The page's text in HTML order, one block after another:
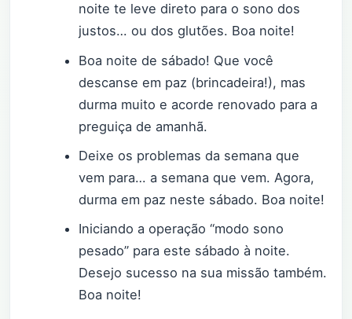
noite te leve direto para o sono dos
justos… ou dos glutões. Boa noite!
Boa noite de sábado! Que você
descanse em paz (brincadeira!), mas
durma muito e acorde renovado para a
preguiça de amanhã.
Deixe os problemas da semana que
vem para… a semana que vem. Agora,
durma em paz neste sábado. Boa noite!
Iniciando a operação “modo sono
pesado” para este sábado à noite.
Desejo sucesso na sua missão também.
Boa noite!